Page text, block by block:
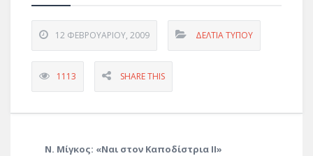
12 ΦΕΒΡΟΥΑΡΊΟΥ, 2009 ΔΕΛΤΊΑ ΤΎΠΟΥ
1113 SHARE THIS
Ν. Μίγκος: «Ναι στον Καποδίστρια ΙΙ»